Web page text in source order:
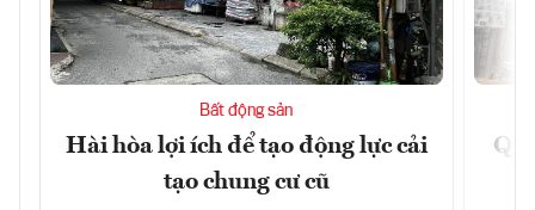
Bất động sản
Hài hòa lợi ích để tạo động lực cải
tạo chung cư cũ